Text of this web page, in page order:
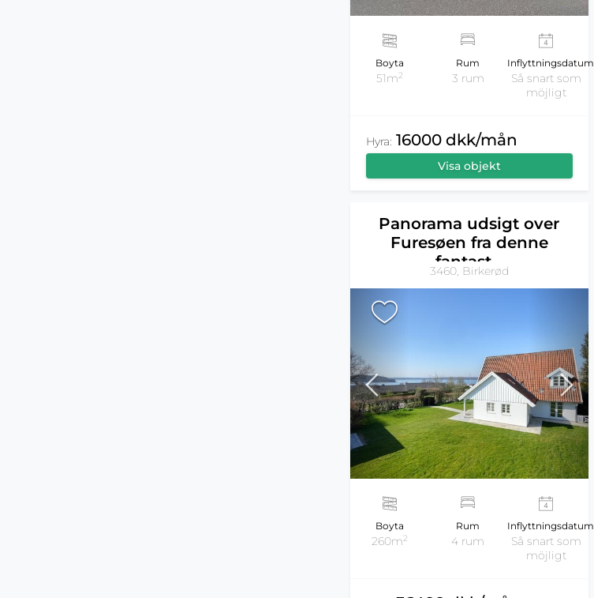
Boyta
51m2
Rum
3 rum
Inflyttningsdatum
Så snart som
möjligt
Hyra: 16000 dkk/mån
Visa objekt
Panorama udsigt over
Furesøen fra denne
fantast...
3460, Birkerød
Boyta
260m2
Rum
4 rum
Inflyttningsdatum
Så snart som
möjligt